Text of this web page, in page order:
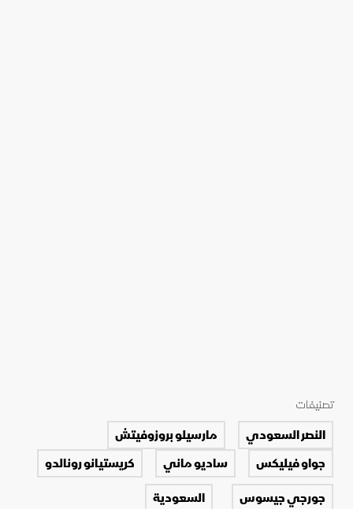
تصنيفات
النصر السعودي
مارسيلو بروزوفيتش
جواو فيليكس
ساديو ماني
كريستيانو رونالدو
جورجي جيسوس
السعودية